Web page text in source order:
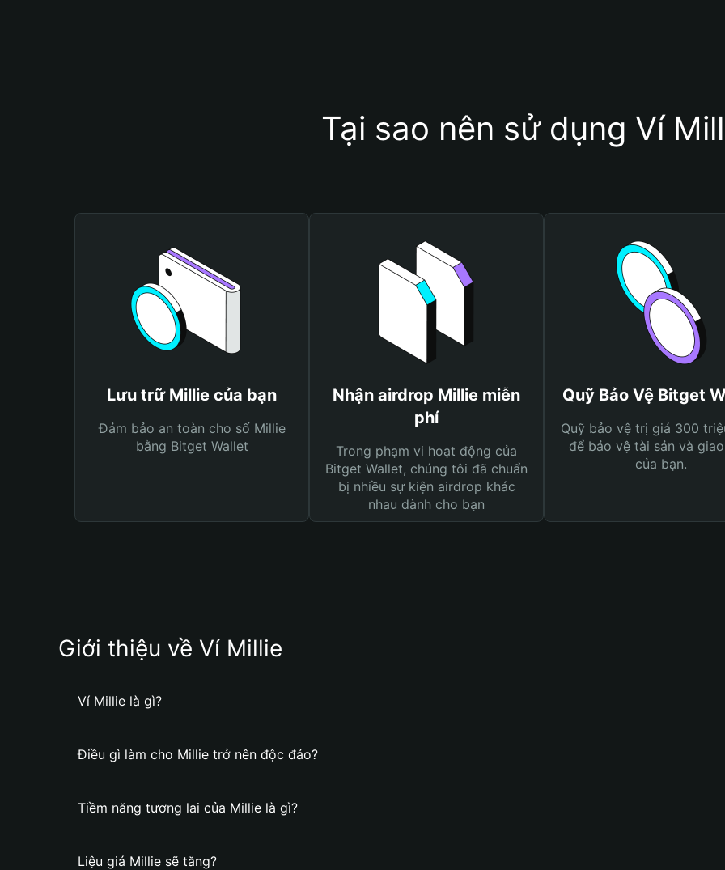
Tại sao nên sử dụng Ví
Lưu trữ Millie của bạn
Đảm bảo an toàn cho số Millie
bằng Bitget Wallet
Nhận airdrop Millie miễn
phí
Trong phạm vi hoạt động của
Bitget Wallet, chúng tôi đã chuẩn
bị nhiều sự kiện airdrop khác
nhau dành cho bạn
Quỹ Bảo Vệ Bitget
Quỹ bảo vệ trị giá 300
để bảo vệ tài sản và
của bạn.
Giới thiệu về Ví Millie
Ví Millie là gì?
Điều gì làm cho Millie trở nên độc đáo?
Tiềm năng tương lai của Millie là gì?
Liệu giá Millie sẽ tăng?